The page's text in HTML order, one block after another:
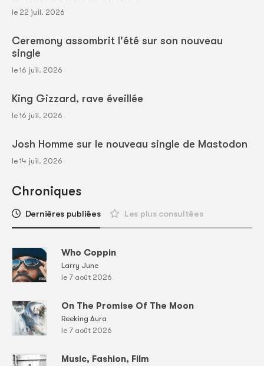
le 22 juil. 2026
Ceremony assombrit l'été sur son nouveau
single
le 16 juil. 2026
King Gizzard, rave éveillée
le 16 juil. 2026
Josh Homme sur le nouveau single de Mastodon
le 14 juil. 2026
Chroniques
Dernières publiées Les plus consultées
Who Coppin
Larry June
le 7 août 2026
On The Promise Of The Moon
Reeking Aura
le 7 août 2026
Music, Fashion, Film